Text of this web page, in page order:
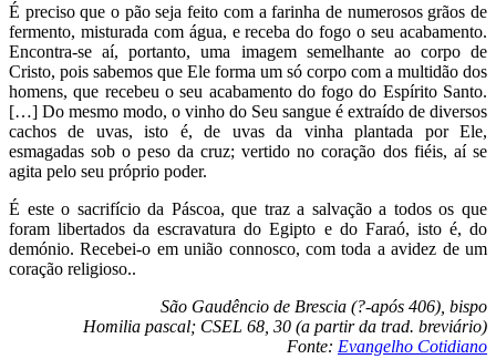
É preciso que o pão seja feito com a farinha de numerosos grãos de
fermento, misturada com água, e receba do fogo o seu acabamento.
Encontra-se aí, portanto, uma imagem semelhante ao corpo de
Cristo, pois sabemos que Ele forma um só corpo com a multidão dos
homens, que recebeu o seu acabamento do fogo do Espírito Santo.
[…] Do mesmo modo, o vinho do Seu sangue é extraído de diversos
cachos de uvas, isto é, de uvas da vinha plantada por Ele,
esmagadas sob o peso da cruz; vertido no coração dos fiéis, aí se
agita pelo seu próprio poder.
É este o sacrifício da Páscoa, que traz a salvação a todos os que
foram libertados da escravatura do Egipto e do Faraó, isto é, do
demónio. Recebei-o em união connosco, com toda a avidez de um
coração religioso..
São Gaudêncio de Brescia (?-após 406), bispo
Homilia pascal; CSEL 68, 30 (a partir da trad. breviário)
Fonte: Evangelho Cotidiano